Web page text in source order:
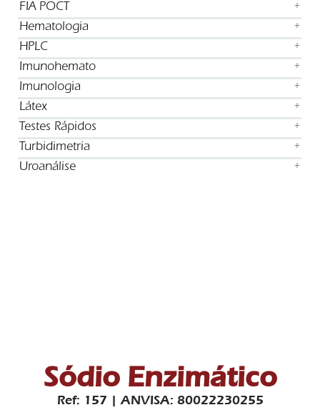
FIA POCT +
Hematologia +
HPLC +
Imunohemato +
Imunologia +
Látex +
Testes Rápidos +
Turbidimetria +
Uroanálise +
Sódio Enzimático
Ref: 157 | ANVISA: 80022230255